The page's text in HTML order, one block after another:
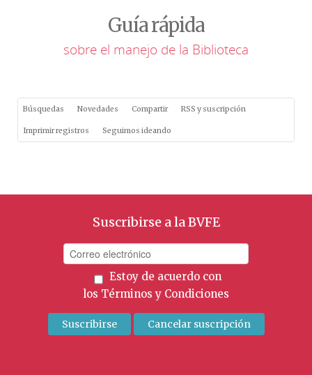
Guía rápida
sobre el manejo de la Biblioteca
Búsquedas Novedades Compartir RSS y suscripción
Imprimir registros Seguimos ideando
Suscribirse a la BVFE
Estoy de acuerdo con
los Términos y Condiciones